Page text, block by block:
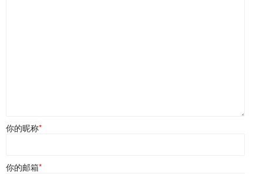
你的昵称*
你的邮箱*